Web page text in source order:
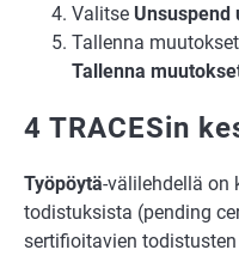
Valitse Unsuspend
Tallenna
Tallenna
4 TRACESin
Työpöytä-välilehdellä on
todistuksista (pending
sertifioitavien